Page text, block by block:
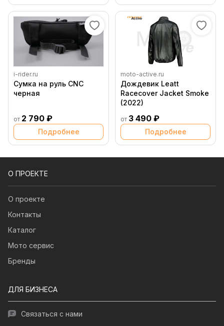
i-rider.ru
Сумка на руль CNC
черная
от 2 790 ₽
Подробнее
moto-active.ru
Дождевик Leatt
Racecover Jacket Smoke
(2022)
от 3 490 ₽
Подробнее
О ПРОЕКТЕ
О проекте
Контакты
Каталог
Мото сервис
Бренды
ДЛЯ БИЗНЕСА
Связаться с нами